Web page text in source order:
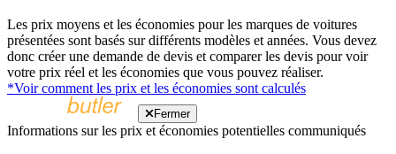
Les prix moyens et les économies pour les marques de voitures
présentées sont basés sur différents modèles et années. Vous devez
donc créer une demande de devis et comparer les devis pour voir
votre prix réel et les économies que vous pouvez réaliser.
*Voir comment les prix et les économies sont calculés
Fermer
Informations sur les prix et économies potentielles communiqués